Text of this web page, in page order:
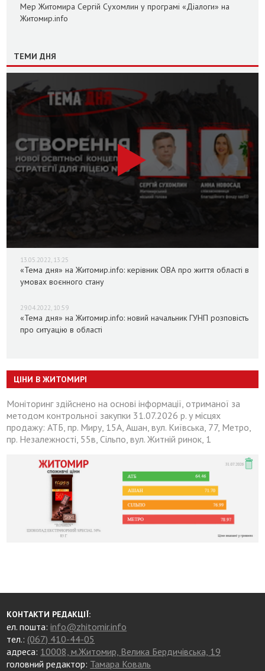
Мер Житомира Сергій Сухомлин у програмі «Діалоги» на
Житомир.info
ТЕМИ ДНЯ
13.05.2022, 13:25
«Тема дня» на Житомир.info: керівник ОВА про життя області в
умовах воєнного стану
29.04.2022, 10:59
«Тема дня» на Житомир.info: новий начальник ГУНП розповість
про ситуацію в області
ЦІНИ В ЖИТОМИРІ
Моніторинг здійснено на основі інформації, отриманої за
методом контрольної закупки 31.07.2026 р. у місцях
продажу: АТБ, пр. Миру, 15А, Ашан, вул. Київська, 77, Метро,
пр. Незалежності, 55в, Сільпо, вул. Житній ринок, 1
КОНТАКТИ РЕДАКЦІЇ:
ел. пошта:info@zhitomir.info
тел.: (067) 410-44-05
адреса: 10008, м.Житомир, Велика Бердичівська, 19
головний редактор: Тамара Коваль